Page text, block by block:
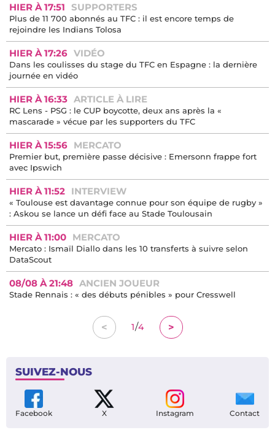
HIER À 17:51 SUPPORTERS
Plus de 11 700 abonnés au TFC : il est encore temps de
rejoindre les Indians Tolosa
HIER À 17:26 VIDÉO
Dans les coulisses du stage du TFC en Espagne : la dernière
journée en vidéo
HIER À 16:33 ARTICLE À LIRE
RC Lens - PSG : le CUP boycotte, deux ans après la «
mascarade » vécue par les supporters du TFC
HIER À 15:56 MERCATO
Premier but, première passe décisive : Emersonn frappe fort
avec Ipswich
HIER À 11:52 INTERVIEW
« Toulouse est davantage connue pour son équipe de rugby »
: Askou se lance un défi face au Stade Toulousain
HIER À 11:00 MERCATO
Mercato : Ismaïl Diallo dans les 10 transferts à suivre selon
DataScout
08/08 À 21:48 ANCIEN JOUEUR
Stade Rennais : « des débuts pénibles » pour Cresswell
< 1/4 >
SUIVEZ-NOUS
Facebook X Instagram Contact